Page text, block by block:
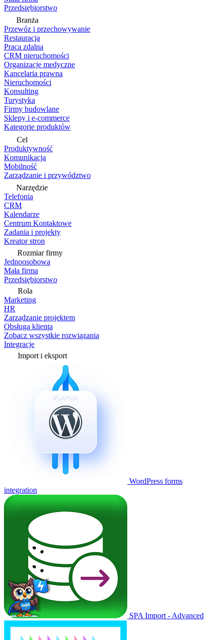
Przedsiębiorstwo
Branża
Przewóz i przechowywanie
Restauracja
Praca zdalna
CRM nieruchomości
Organizacje medyczne
Kancelaria prawna
Nieruchomości
Konsulting
Turystyka
Firmy budowlane
Sklepy i e-commerce
Kategorie produktów
Cel
Produktywność
Komunikacja
Mobilność
Zarządzanie i przywództwo
Narzędzie
Telefonia
CRM
Kalendarze
Centrum Kontaktowe
Zadania i projekty
Kreator stron
Rozmiar firmy
Jednoosobowa
Mała firma
Przedsiębiorstwo
Rola
Marketing
HR
Zarządzanie projektem
Obsługa klienta
Zobacz wszystkie rozwiązania
Integracje
Import i eksport
WordPress forms
integration
SPA Import - Advanced